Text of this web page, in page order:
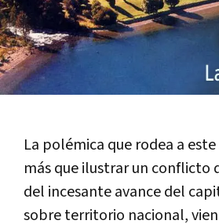
La polémica que rodea a
más que ilustrar un conflicto
del incesante avance del
sobre territorio nacional,